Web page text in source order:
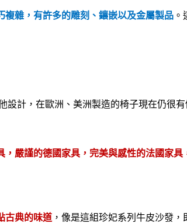
複雜，有許多的雕刻、鑲嵌以及金屬製品
設計，在歐洲、美洲製造的椅子現在仍很有
嚴謹的德國家具，完美與感性的法國家具
古典的味道 ，像是這組珍妃系列牛皮沙發